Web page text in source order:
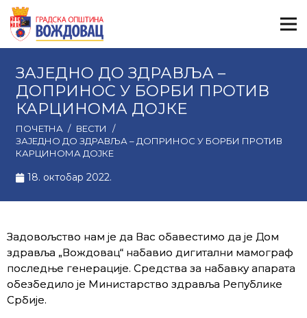
ЗАЈЕДНО ДО ЗДРАВЉА –
ДОПРИНОС У БОРБИ ПРОТИВ
КАРЦИНОМА ДОЈКЕ
ПОЧЕТНА / ВЕСТИ
/
ЗАЈЕДНО ДО ЗДРАВЉА – ДОПРИНОС У БОРБИ ПРОТИВ
КАРЦИНОМА ДОЈКЕ
18. октобар 2022.
Задовољство нам је да Вас обавестимо да је Дом
здравља „Вождовац“ набавио дигитални мамограф
последње генерације. Средства за набавку апарата
обезбедило је Министарство здравља Републике
Србије.